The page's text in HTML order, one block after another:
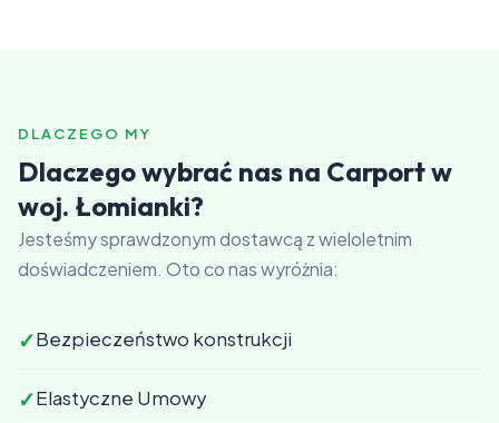
DLACZEGO MY
Dlaczego wybrać nas na Carport w
woj. Łomianki?
Jesteśmy sprawdzonym dostawcą z wieloletnim
doświadczeniem. Oto co nas wyróżnia:
✓Bezpieczeństwo konstrukcji
✓Elastyczne Umowy